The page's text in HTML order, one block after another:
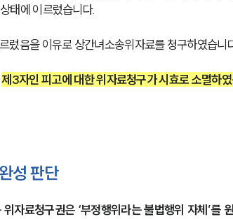
태에 이르렀습니다.
렀음을 이유로 상간녀소송위자료를 청구하였습니
제3자인 피고에 대한 위자료청구가 시효로 소멸하
성 판단
자료청구권은 ‘부정행위라는 불법행위 자체’를